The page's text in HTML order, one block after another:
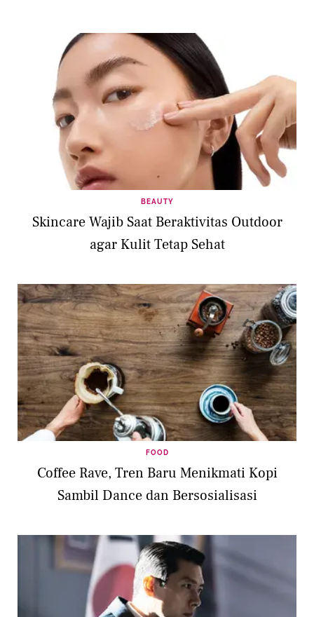
BEAUTY
Skincare Wajib Saat Beraktivitas Outdoor
agar Kulit Tetap Sehat
FOOD
Coffee Rave, Tren Baru Menikmati Kopi
Sambil Dance dan Bersosialisasi